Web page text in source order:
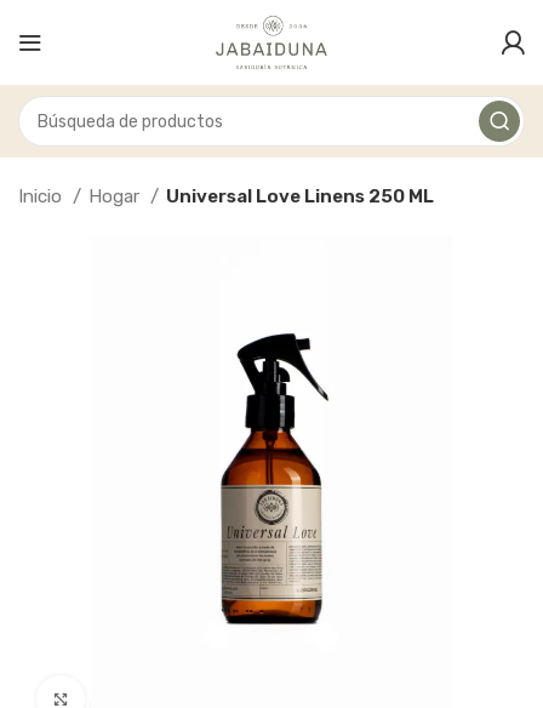
Inicio Hogar Universal Love Linens 250 ML